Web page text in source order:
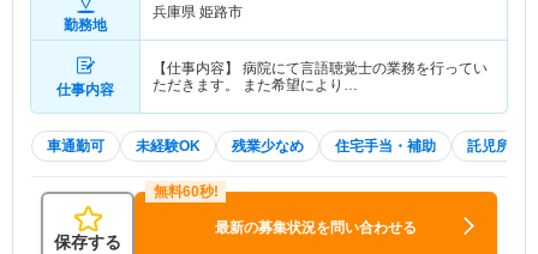
勤務地
兵庫県 姫路市
仕事内容
【仕事内容】 病院にて言語聴覚士の業務を行ってい
ただきます。 また希望により…
車通勤可 未経験OK 残業少なめ 住宅手当・補助 託児所・
保存する
最新の募集状況を問い合わせる